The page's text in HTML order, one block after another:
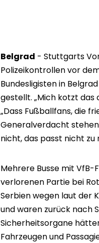
Belgrad - Stuttgarts
Polizeikontrollen vor
Bundesligisten in
gestellt. „Mich kotzt das
„Dass Fußballfans, die
Generalverdacht stehen
nicht, das passt nicht
Mehrere Busse mit VfB-
verlorenen Partie bei
Serbien wegen laut der
und waren zurück nach
Sicherheitsorgane
Fahrzeugen und